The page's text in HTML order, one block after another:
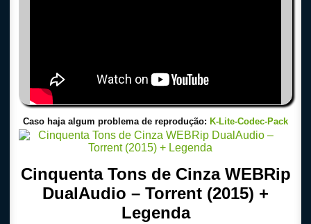
Caso haja algum problema de reprodução: K-Lite-Codec-Pack
Cinquenta Tons de Cinza WEBRip
DualAudio – Torrent (2015) +
Legenda